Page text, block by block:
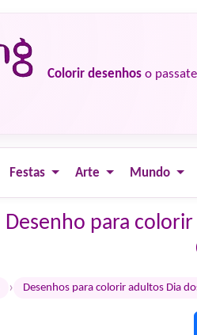
Colorir desenhos o
Festas Arte Mundo
Desenho para
› Desenhos para colorir adultos Dia